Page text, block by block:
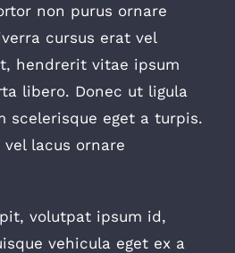
non purus ornare
cursus erat vel
hendrerit vitae ipsum
libero. Donec ut ligula
scelerisque eget a turpis.
lacus ornare
volutpat ipsum id,
vehicula eget ex a